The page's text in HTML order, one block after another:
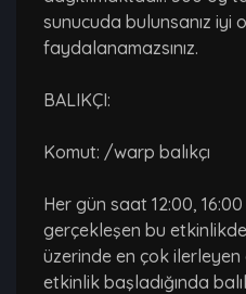
sunucuda bulunsanız iyi
faydalanamazsınız.
BALIKÇI:
Komut: /warp balıkçı
Her gün saat 12:00,
gerçekleşen bu
üzerinde en çok
etkinlik başladığında